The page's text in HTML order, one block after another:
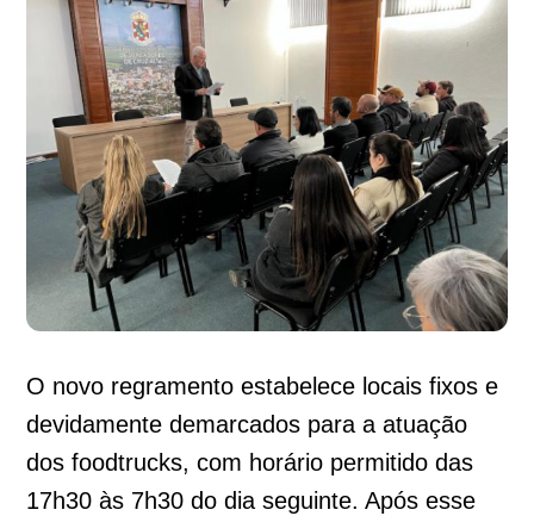
O novo regramento estabelece locais fixos e
devidamente demarcados para a atuação
dos foodtrucks, com horário permitido das
17h30 às 7h30 do dia seguinte. Após esse